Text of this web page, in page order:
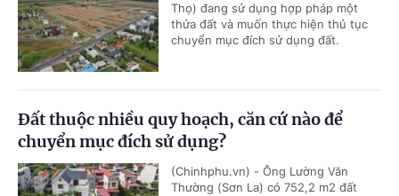
Thọ) đang sử dụng hợp pháp một
thửa đất và muốn thực hiện thủ tục
chuyển mục đích sử dụng đất.
Đất thuộc nhiều quy hoạch, căn cứ nào để
chuyển mục đích sử dụng?
(Chinhphu.vn) - Ông Lường Văn
Thường (Sơn La) có 752,2 m2 đất